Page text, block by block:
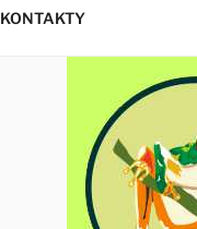
KONTAKTY